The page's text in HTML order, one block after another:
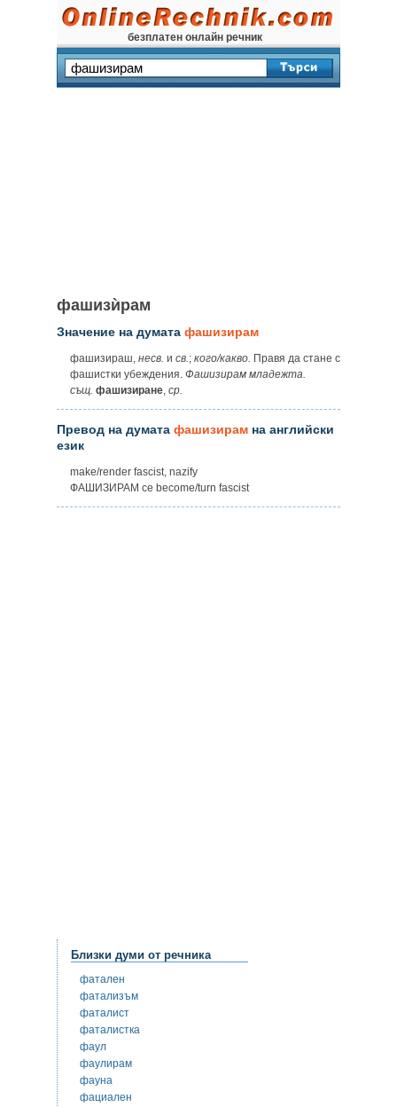
безплатен онлайн речник
фашизѝрам
Значение на думата фашизирам
фашизираш, несв. и св.; кого/какво. Правя да стане с
фашистки убеждения. Фашизирам младежта.
същ. фашизиране, ср.
Превод на думата фашизирам на английски
език
make/render fascist, nazify
ФАШИЗИРАМ се become/turn fascist
Близки думи от речника
фатален
фатализъм
фаталист
фаталистка
фаул
фаулирам
фауна
фациален